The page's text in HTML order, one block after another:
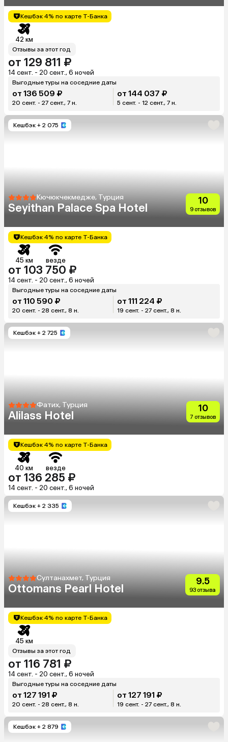
Кешбэк 4% по карте Т-Банка
42 км
Отзывы за этот год
от 129 811 ₽
14 сент. - 20 сент., 6 ночей
Выгодные туры на соседние даты
от 136 509 ₽
20 сент. - 27 сент., 7 н.
от 144 037 ₽
5 сент. - 12 сент., 7 н.
Кешбэк + 2 075
Кючюкчекмедже, Турция
Seyithan Palace Spa Hotel
10
9 отзывов
Кешбэк 4% по карте Т-Банка
45 км везде
от 103 750 ₽
14 сент. - 20 сент., 6 ночей
Выгодные туры на соседние даты
от 110 590 ₽
20 сент. - 28 сент., 8 н.
от 111 224 ₽
19 сент. - 27 сент., 8 н.
Кешбэк + 2 725
Фатих, Турция
Alilass Hotel
10
7 отзывов
Кешбэк 4% по карте Т-Банка
40 км везде
от 136 285 ₽
14 сент. - 20 сент., 6 ночей
Кешбэк + 2 335
Султанахмет, Турция
Ottomans Pearl Hotel
9.5
93 отзыва
Кешбэк 4% по карте Т-Банка
45 км
Отзывы за этот год
от 116 781 ₽
14 сент. - 20 сент., 6 ночей
Выгодные туры на соседние даты
от 127 191 ₽
20 сент. - 28 сент., 8 н.
от 127 191 ₽
19 сент. - 27 сент., 8 н.
Кешбэк + 2 879